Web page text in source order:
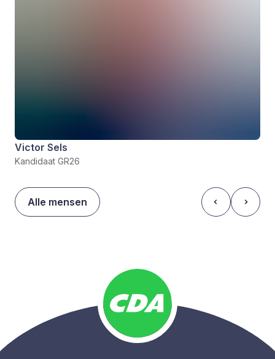
Victor Sels
Kandidaat GR26
Alle mensen